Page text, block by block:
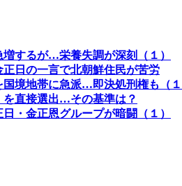
するが…栄養失調が深刻（１）
日の一言で北朝鮮住民が苦労
境地帯に急派…即決処刑権も（１
を直接選出…その基準は？
・金正恩グループが暗闘（１）